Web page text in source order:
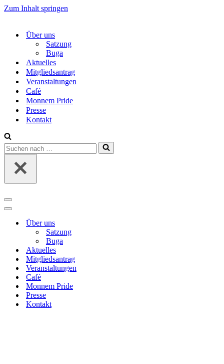
Zum Inhalt springen
Über uns
Satzung
Buga
Aktuelles
Mitgliedsantrag
Veranstaltungen
Café
Monnem Pride
Presse
Kontakt
Suchen
nach …
Navigations-
Menü
Navigations-
Über uns
Satzung
Buga
Aktuelles
Mitgliedsantrag
Veranstaltungen
Café
Monnem Pride
Presse
Kontakt